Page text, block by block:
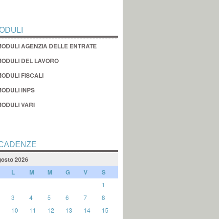
AGENZIA DELLE ENTRATE
DEL LAVORO
FISCALI
INPS
VARI
2026
L M M G V S
1
3 4 5 6 7
8
10 11 12 13 14
15